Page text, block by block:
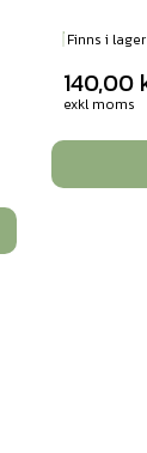
Finns i lager
140,00
exkl moms